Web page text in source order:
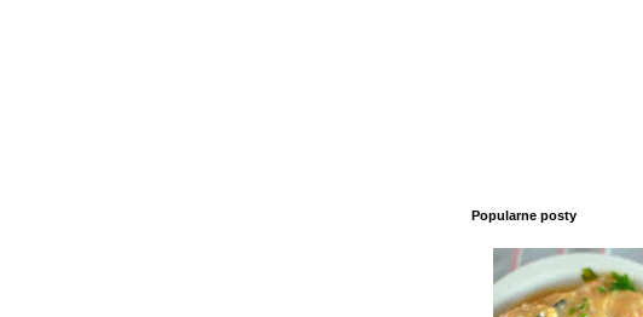
Popularne posty